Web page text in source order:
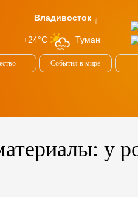
Владивосток
+24°C Туман
События в мире
у